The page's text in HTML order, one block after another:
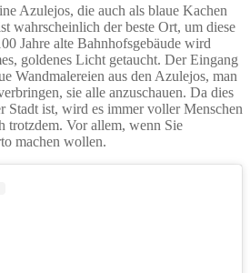
Azulejos, die auch als blaue Kachen
wahrscheinlich der beste Ort, um diese
Jahre alte Bahnhofsgebäude wird
goldenes Licht getaucht. Der Eingang
Wandmalereien aus den Azulejos, man
sie alle anzuschauen. Da dies
Stadt ist, wird es immer voller Menschen
trotzdem. Vor allem, wenn Sie
machen wollen.